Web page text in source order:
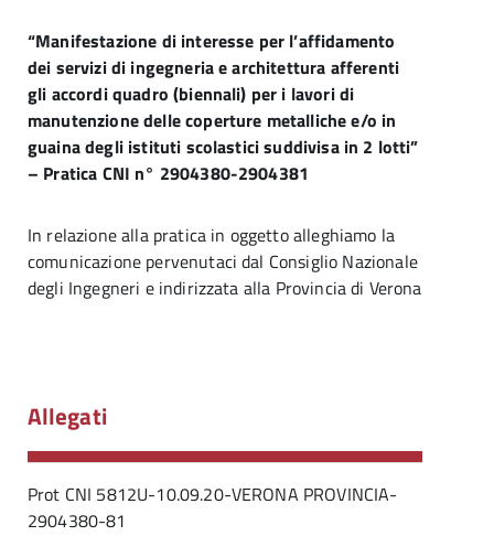
“Manifestazione di interesse per l’affidamento
dei servizi di ingegneria e architettura afferenti
gli accordi quadro (biennali) per i lavori di
manutenzione delle coperture metalliche e/o in
guaina degli istituti scolastici suddivisa in 2 lotti”
– Pratica CNI n° 2904380-2904381
In relazione alla pratica in oggetto alleghiamo la
comunicazione pervenutaci dal Consiglio Nazionale
degli Ingegneri e indirizzata alla Provincia di Verona
Allegati
Prot CNI 5812U-10.09.20-VERONA PROVINCIA-
2904380-81